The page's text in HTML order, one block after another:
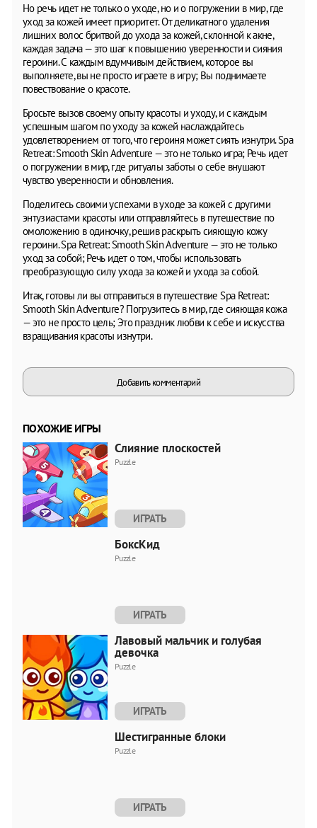
Но речь идет не только о уходе, но и о погружении в мир, где
уход за кожей имеет приоритет. От деликатного удаления
лишних волос бритвой до ухода за кожей, склонной к акне,
каждая задача — это шаг к повышению уверенности и сияния
героини. С каждым вдумчивым действием, которое вы
выполняете, вы не просто играете в игру; Вы поднимаете
повествование о красоте.
Бросьте вызов своему опыту красоты и уходу, и с каждым
успешным шагом по уходу за кожей наслаждайтесь
удовлетворением от того, что героиня может сиять изнутри. Spa
Retreat: Smooth Skin Adventure — это не только игра; Речь идет
о погружении в мир, где ритуалы заботы о себе внушают
чувство уверенности и обновления.
Поделитесь своими успехами в уходе за кожей с другими
энтузиастами красоты или отправляйтесь в путешествие по
омоложению в одиночку, решив раскрыть сияющую кожу
героини. Spa Retreat: Smooth Skin Adventure — это не только
уход за собой; Речь идет о том, чтобы использовать
преобразующую силу ухода за кожей и ухода за собой.
Итак, готовы ли вы отправиться в путешествие Spa Retreat:
Smooth Skin Adventure? Погрузитесь в мир, где сияющая кожа
— это не просто цель; Это праздник любви к себе и искусства
взращивания красоты изнутри.
Добавить комментарий
ПОХОЖИЕ ИГРЫ
Слияние плоскостей
Puzzle
ИГРАТЬ
БоксКид
Puzzle
ИГРАТЬ
Лавовый мальчик и голубая
девочка
Puzzle
ИГРАТЬ
Шестигранные блоки
Puzzle
ИГРАТЬ